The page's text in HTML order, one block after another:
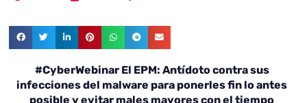
#CyberWebinar El EPM: Antídoto contra sus
infecciones del malware para ponerles fin lo antes
posible y evitar males mayores con el tiempo